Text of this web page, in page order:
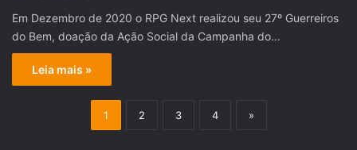
Em Dezembro de 2020 o RPG Next realizou seu 27º Guerreiros
do Bem, doação da Ação Social da Campanha do…
Leia mais »
1 2 3 4 »